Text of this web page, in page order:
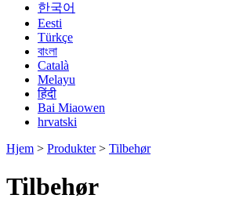
한국어
Eesti
Türkçe
বাংলা
Català
Melayu
हिंदी
Bai Miaowen
hrvatski
Hjem > Produkter> Tilbehør
Tilbehør